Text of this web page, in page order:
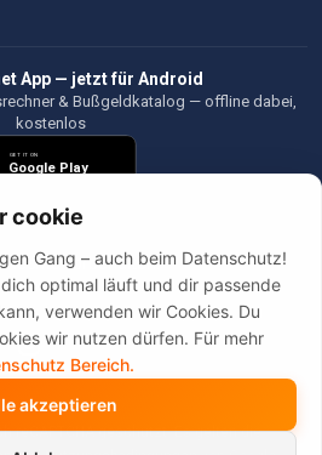
App — jetzt für Android
& Bußgeldkatalog — offline dabei,
kostenlos
Rechte vorbehalten.
reCAPTCHA geschützt. Es gelten die
cookie
Gang – auch beim Datenschutz!
optimal läuft und dir passende
verwenden wir Cookies. Du
wir nutzen dürfen. Für mehr
Bereich.
akzeptieren